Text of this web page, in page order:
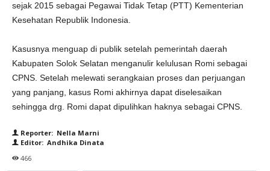
sejak 2015 sebagai Pegawai Tidak Tetap (PTT) Kementerian
Kesehatan Republik Indonesia.
Kasusnya menguap di publik setelah pemerintah daerah
Kabupaten Solok Selatan menganulir kelulusan Romi sebagai
CPNS. Setelah melewati serangkaian proses dan perjuangan
yang panjang, kasus Romi akhirnya dapat diselesaikan
sehingga drg. Romi dapat dipulihkan haknya sebagai CPNS.
Reporter: Nella Marni
Editor: Andhika Dinata
466